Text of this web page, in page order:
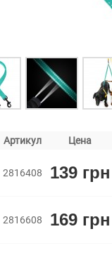
Артикул Цена
2816408 139 грн
2816608 169 грн